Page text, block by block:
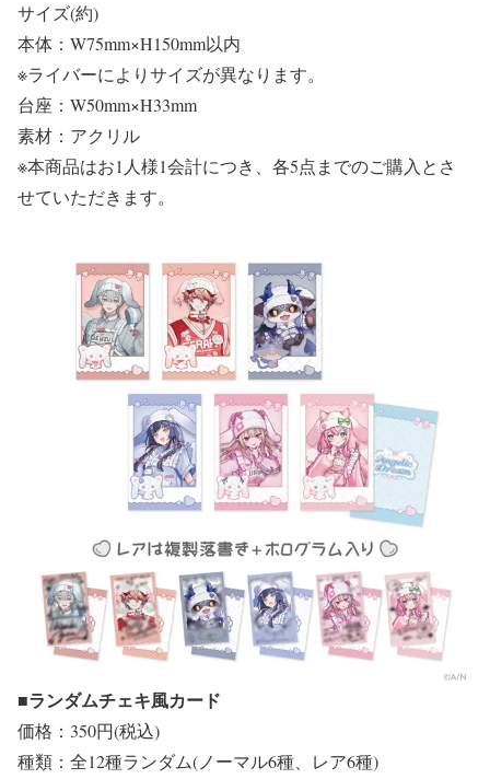
サイズ(約)
本体：W75mm×H150mm以内
※ライバーによりサイズが異なります。
台座：W50mm×H33mm
素材：アクリル
※本商品はお1人様1会計につき、各5点までのご購入とさ
せていただきます。
■ランダムチェキ風カード
価格：350円(税込)
種類：全12種ランダム(ノーマル6種、レア6種)